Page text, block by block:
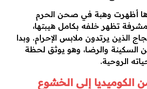
أظهرت وهبة في صحن الحرم
تظهر خلفه بكامل هيبتها،
الذين يرتدون ملابس الإحرام. وبدا
السكينة والرضا، وهو يوثق لحظة
الروحية.
الكوميديا إلى الخشوع